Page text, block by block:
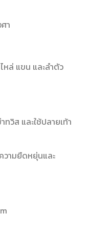
า
หล่ แขน และลำตัว
วิส และใช้ปลายเท้า
ามยืดหยุ่นและ